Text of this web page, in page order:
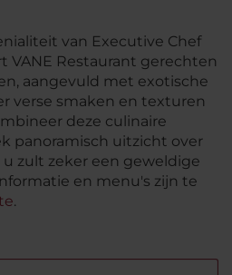
van Executive Chef
VANE Restaurant gerechten
aangevuld met exotische
verse smaken en texturen
deze culinaire
panoramisch uitzicht over
zult zeker een geweldige
en menu's zijn te
.